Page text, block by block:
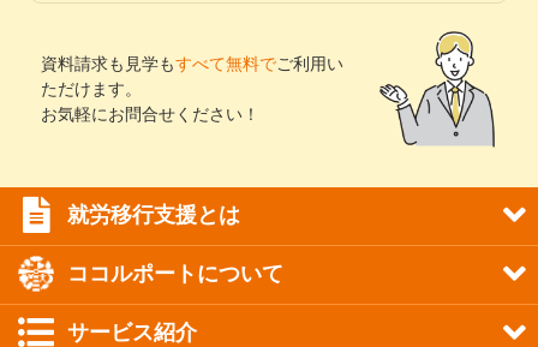
資料請求も見学もすべて無料でご利用い
ただけます。
お気軽にお問合せください！
就労移行支援とは
ココルポートについて
サービス紹介